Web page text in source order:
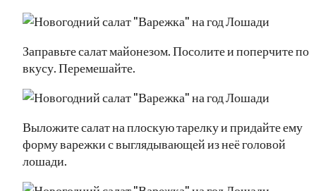
Заправьте салат майонезом. Посолите и поперчите по
вкусу. Перемешайте.
Выложите салат на плоскую тарелку и придайте ему
форму варежки с выглядывающей из неё головой
лошади.